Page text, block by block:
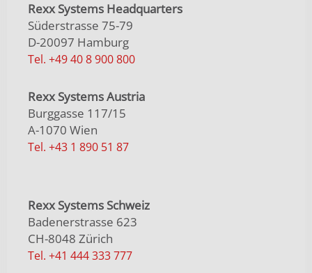
Rexx Systems Headquarters
Süderstrasse 75-79
D-20097 Hamburg
Tel. +49 40 8 900 800
Rexx Systems Austria
Burggasse 117/15
A-1070 Wien
Tel. +43 1 890 51 87
Rexx Systems Schweiz
Badenerstrasse 623
CH-8048 Zürich
Tel. +41 444 333 777